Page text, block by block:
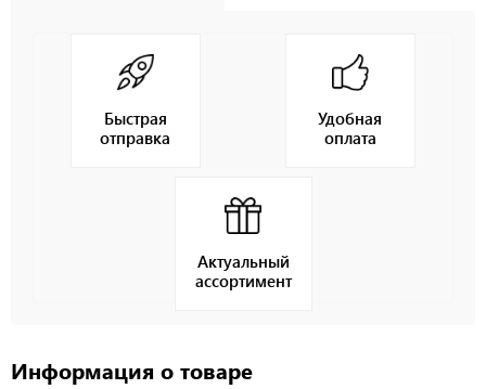
Быстрая
отправка
Удобная
оплата
Актуальный
ассортимент
Информация о товаре